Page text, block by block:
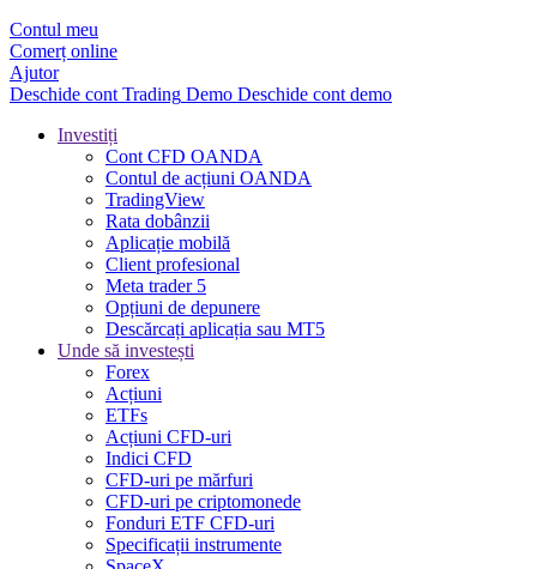
Contul meu
Comerț online
Ajutor
Deschide cont Trading Demo Deschide cont demo
Investiți
Cont CFD OANDA
Contul de acțiuni OANDA
TradingView
Rata dobânzii
Aplicație mobilă
Client profesional
Meta trader 5
Opțiuni de depunere
Descărcați aplicația sau MT5
Unde să investești
Forex
Acțiuni
ETFs
Acțiuni CFD-uri
Indici CFD
CFD-uri pe mărfuri
CFD-uri pe criptomonede
Fonduri ETF CFD-uri
Specificații instrumente